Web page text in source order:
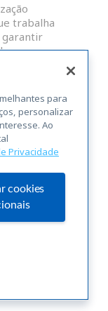
trabalha
garantir
atendam às
uma licença
»
para
personalizar
Ao
Privacidade
cookies